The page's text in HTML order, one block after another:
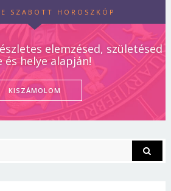
SZABOTT HOROSZKÓP
elemzésed, születésed
és helye alapján!
KISZÁMOLOM